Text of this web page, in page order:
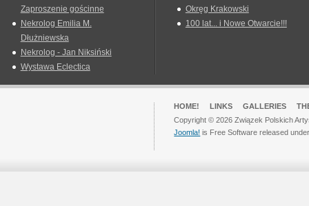
Zaproszenie gościnne
Nekrolog Emilia M.
Dłużniewska
Nekrolog - Jan Niksiński
Wystawa Eclectica
Okręg Krakowski
100 lat... i Nowe Otwarcie!!!
HOME! LINKS GALLERIES
Copyright © 2026 Związek Polskich
Joomla! is Free Software released